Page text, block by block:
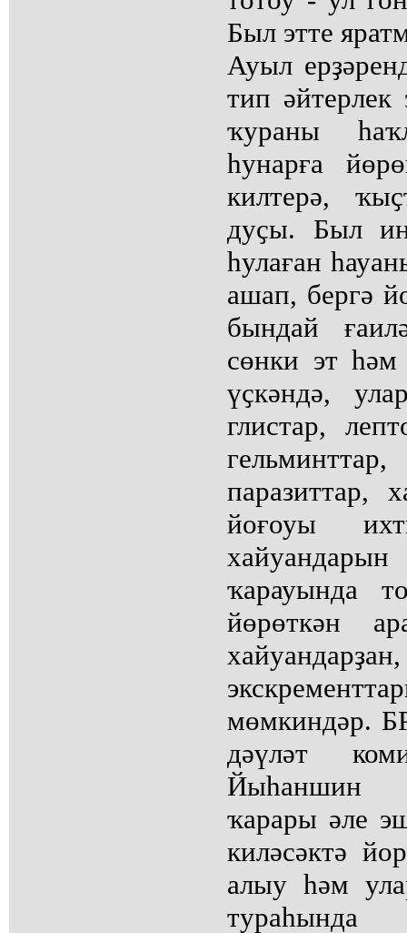
Был этте
Ауыл
тип
ҡураны
һунарға
килтерә,
дуҫы. Был
һулаған
ашап, бергә
бындай
сөнки эт һәм
үҫкәндә,
глистар,
паразиттар,
йоғоуы
хайуандарын
ҡарауында
йөрөткән
мөмкиндәр.
дәүләт
Йыһаншин
ҡарары әле
киләсәктә
алыу һәм